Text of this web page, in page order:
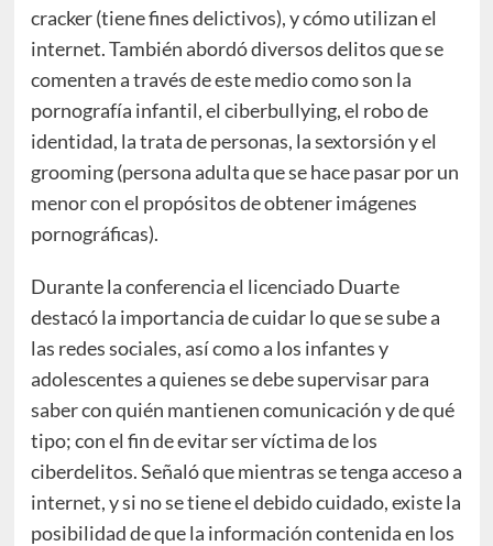
cracker (tiene fines delictivos), y cómo utilizan el
internet. También abordó diversos delitos que se
comenten a través de este medio como son la
pornografía infantil, el ciberbullying, el robo de
identidad, la trata de personas, la sextorsión y el
grooming (persona adulta que se hace pasar por un
menor con el propósitos de obtener imágenes
pornográficas).
Durante la conferencia el licenciado Duarte
destacó la importancia de cuidar lo que se sube a
las redes sociales, así como a los infantes y
adolescentes a quienes se debe supervisar para
saber con quién mantienen comunicación y de qué
tipo; con el fin de evitar ser víctima de los
ciberdelitos. Señaló que mientras se tenga acceso a
internet, y si no se tiene el debido cuidado, existe la
posibilidad de que la información contenida en los